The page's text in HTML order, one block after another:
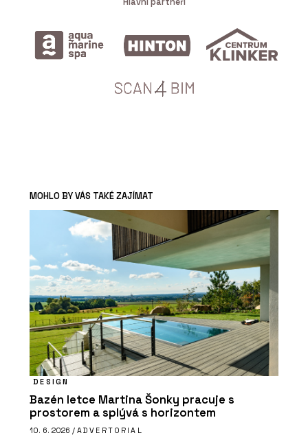
MOHLO BY VÁS TAKÉ ZAJÍMAT
DESIGN
Bazén letce Martina Šonky pracuje s
prostorem a splývá s horizontem
10. 6. 2026 / ADVERTORIAL